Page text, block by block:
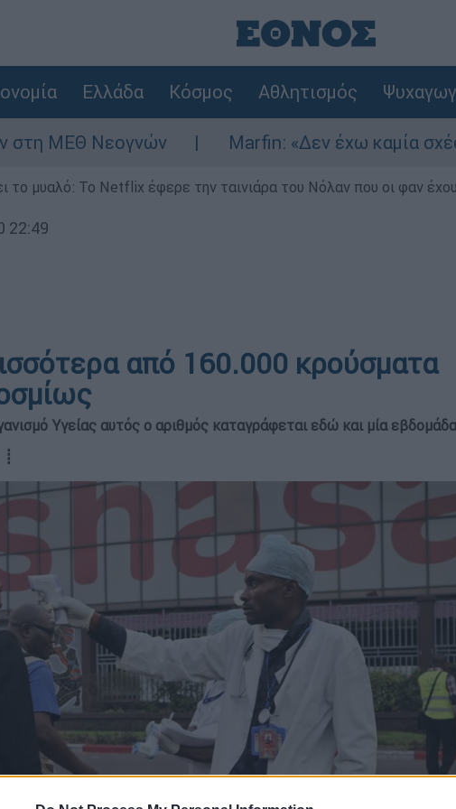
Ελλάδα Κόσμος Αθλητισμός
Νεογνών Marfin: «Δεν έχω καμία σχέση με
το μυαλό: Το Netflix έφερε την ταινιάρα του Νόλαν που οι φαν
22:49
από 160.000 κρούσματα
Υγείας αυτός ο αριθμός καταγράφεται εδώ και μία εβδομάδα